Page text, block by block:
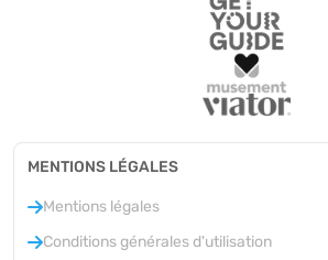
MENTIONS LÉGALES
Mentions légales
Conditions générales d'utilisation